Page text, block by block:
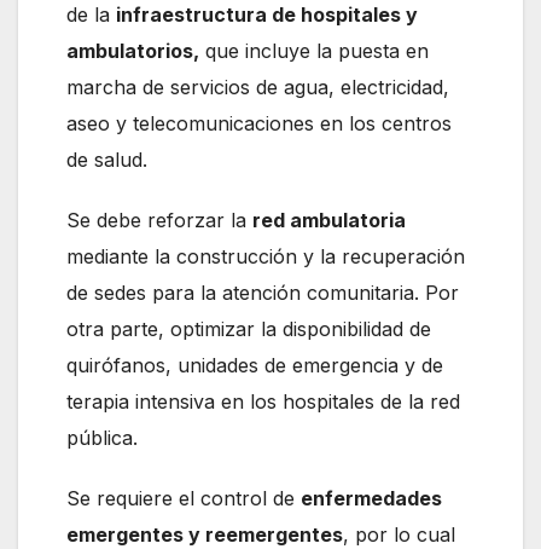
de la infraestructura de hospitales y
ambulatorios, que incluye la puesta en
marcha de servicios de agua, electricidad,
aseo y telecomunicaciones en los centros
de salud.
Se debe reforzar la red ambulatoria
mediante la construcción y la recuperación
de sedes para la atención comunitaria. Por
otra parte, optimizar la disponibilidad de
quirófanos, unidades de emergencia y de
terapia intensiva en los hospitales de la red
pública.
Se requiere el control de enfermedades
emergentes y reemergentes, por lo cual